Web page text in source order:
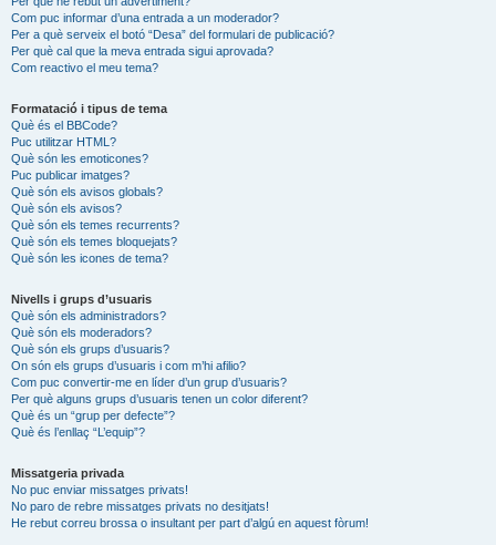
Com puc informar d’una entrada a un moderador?
Per a què serveix el botó “Desa” del formulari de publicació?
Per què cal que la meva entrada sigui aprovada?
Com reactivo el meu tema?
Formatació i tipus de tema
Què és el BBCode?
Puc utilitzar HTML?
Què són les emoticones?
Puc publicar imatges?
Què són els avisos globals?
Què són els avisos?
Què són els temes recurrents?
Què són els temes bloquejats?
Què són les icones de tema?
Nivells i grups d’usuaris
Què són els administradors?
Què són els moderadors?
Què són els grups d’usuaris?
On són els grups d’usuaris i com m’hi afilio?
Com puc convertir-me en líder d’un grup d’usuaris?
Per què alguns grups d’usuaris tenen un color diferent?
Què és un “grup per defecte”?
Què és l’enllaç “L’equip”?
Missatgeria privada
No puc enviar missatges privats!
No paro de rebre missatges privats no desitjats!
He rebut correu brossa o insultant per part d’algú en aquest fòrum!